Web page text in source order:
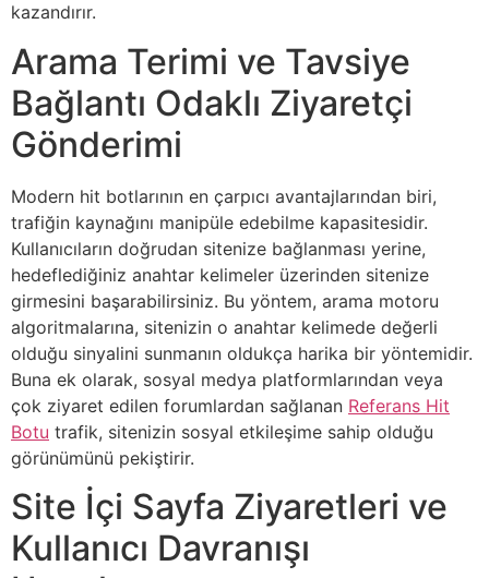
kazandırır.
Arama Terimi ve Tavsiye
Bağlantı Odaklı Ziyaretçi
Gönderimi
Modern hit botlarının en çarpıcı avantajlarından biri,
trafiğin kaynağını manipüle edebilme kapasitesidir.
Kullanıcıların doğrudan sitenize bağlanması yerine,
hedeflediğiniz anahtar kelimeler üzerinden sitenize
girmesini başarabilirsiniz. Bu yöntem, arama motoru
algoritmalarına, sitenizin o anahtar kelimede değerli
olduğu sinyalini sunmanın oldukça harika bir yöntemidir.
Buna ek olarak, sosyal medya platformlarından veya
çok ziyaret edilen forumlardan sağlanan Referans Hit
Botu trafik, sitenizin sosyal etkileşime sahip olduğu
görünümünü pekiştirir.
Site İçi Sayfa Ziyaretleri ve
Kullanıcı Davranışı